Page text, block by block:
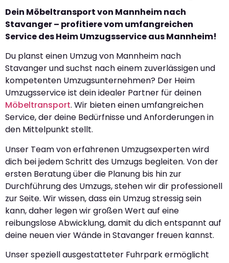
Dein Möbeltransport von Mannheim nach
Stavanger – profitiere vom umfangreichen
Service des Heim Umzugsservice aus Mannheim!
Du planst einen Umzug von Mannheim nach
Stavanger und suchst nach einem zuverlässigen und
kompetenten Umzugsunternehmen? Der Heim
Umzugsservice ist dein idealer Partner für deinen
Möbeltransport. Wir bieten einen umfangreichen
Service, der deine Bedürfnisse und Anforderungen in
den Mittelpunkt stellt.
Unser Team von erfahrenen Umzugsexperten wird
dich bei jedem Schritt des Umzugs begleiten. Von der
ersten Beratung über die Planung bis hin zur
Durchführung des Umzugs, stehen wir dir professionell
zur Seite. Wir wissen, dass ein Umzug stressig sein
kann, daher legen wir großen Wert auf eine
reibungslose Abwicklung, damit du dich entspannt auf
deine neuen vier Wände in Stavanger freuen kannst.
Unser speziell ausgestatteter Fuhrpark ermöglicht